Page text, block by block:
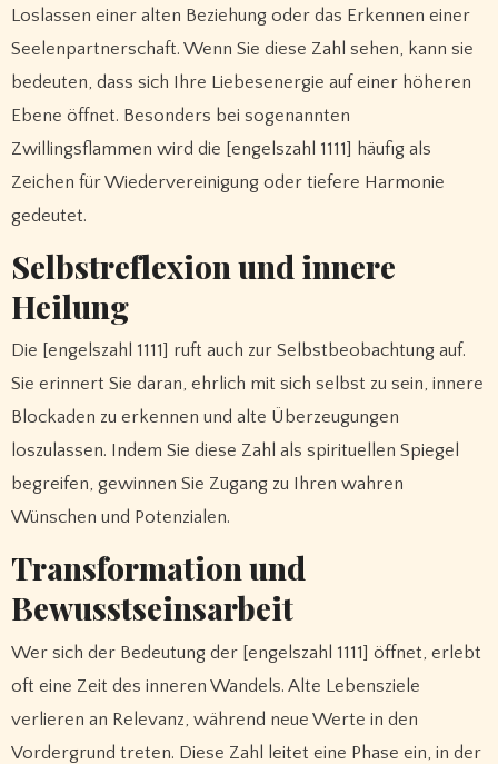
Loslassen einer alten Beziehung oder das Erkennen einer
Seelenpartnerschaft. Wenn Sie diese Zahl sehen, kann sie
bedeuten, dass sich Ihre Liebesenergie auf einer höheren
Ebene öffnet. Besonders bei sogenannten
Zwillingsflammen wird die [engelszahl 1111] häufig als
Zeichen für Wiedervereinigung oder tiefere Harmonie
gedeutet.
Selbstreflexion und innere
Heilung
Die [engelszahl 1111] ruft auch zur Selbstbeobachtung auf.
Sie erinnert Sie daran, ehrlich mit sich selbst zu sein, innere
Blockaden zu erkennen und alte Überzeugungen
loszulassen. Indem Sie diese Zahl als spirituellen Spiegel
begreifen, gewinnen Sie Zugang zu Ihren wahren
Wünschen und Potenzialen.
Transformation und
Bewusstseinsarbeit
Wer sich der Bedeutung der [engelszahl 1111] öffnet, erlebt
oft eine Zeit des inneren Wandels. Alte Lebensziele
verlieren an Relevanz, während neue Werte in den
Vordergrund treten. Diese Zahl leitet eine Phase ein, in der